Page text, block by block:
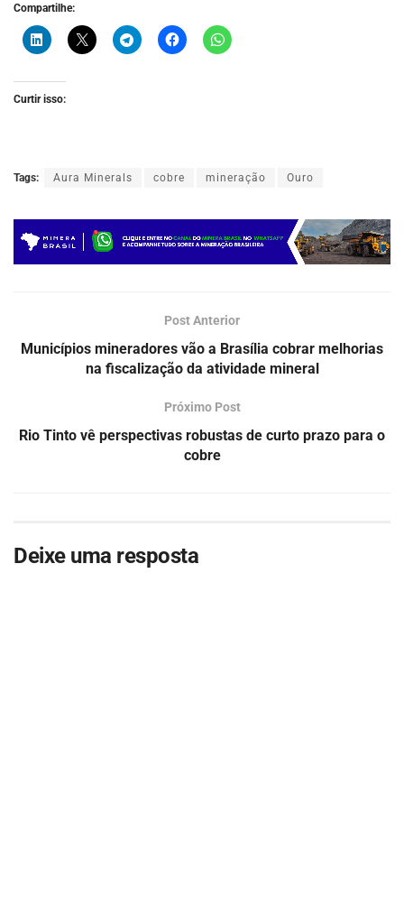
Compartilhe:
Curtir isso:
Tags: Aura Minerals cobre mineração Ouro
Post Anterior
Municípios mineradores vão a Brasília cobrar melhorias
na fiscalização da atividade mineral
Próximo Post
Rio Tinto vê perspectivas robustas de curto prazo para o
cobre
Deixe uma resposta